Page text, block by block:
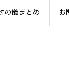
の儀まとめ お